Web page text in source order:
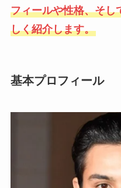
フィールや性格、そし
しく紹介します。
基本プロフィール